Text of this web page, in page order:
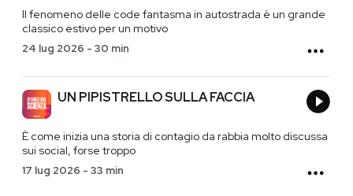
Il fenomeno delle code fantasma in autostrada è un grande
classico estivo per un motivo
24 lug 2026 - 30 min
UN PIPISTRELLO SULLA FACCIA
È come inizia una storia di contagio da rabbia molto discussa
sui social, forse troppo
17 lug 2026 - 33 min